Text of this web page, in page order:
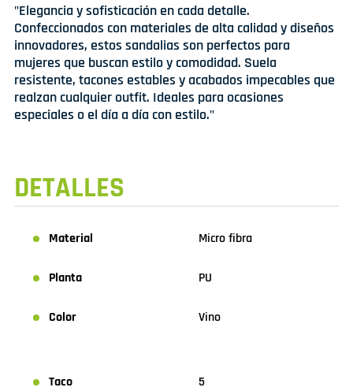
"Elegancia y sofisticación en cada detalle.
Confeccionados con materiales de alta calidad y diseños
innovadores, estos sandalias son perfectos para
mujeres que buscan estilo y comodidad. Suela
resistente, tacones estables y acabados impecables que
realzan cualquier outfit. Ideales para ocasiones
especiales o el día a día con estilo."
DETALLES
Material Micro fibra
Planta PU
Color Vino
Taco 5